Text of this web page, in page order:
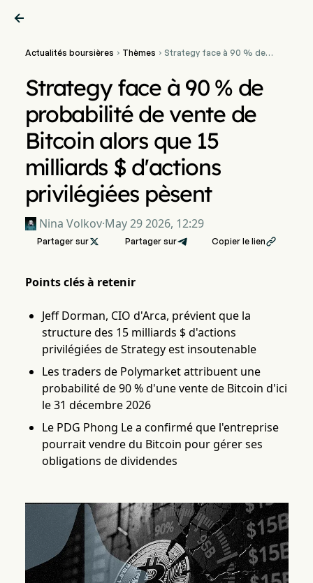

Actualités boursières  Thèmes  Strategy face à 90 % de
milliards $ d'actions
privilégiées pèsent
Strategy face à 90 % de
probabilité de vente de
Bitcoin alors que 15
milliards $ d'actions
privilégiées pèsent
Nina Volkov·May 29 2026, 12:29
Partager sur Partager sur Copier le lien
Points clés à retenir
Jeff Dorman, CIO d'Arca, prévient que la
structure des 15 milliards $ d'actions
privilégiées de Strategy est insoutenable
Les traders de Polymarket attribuent une
probabilité de 90 % d'une vente de Bitcoin d'ici
le 31 décembre 2026
Le PDG Phong Le a confirmé que l'entreprise
pourrait vendre du Bitcoin pour gérer ses
obligations de dividendes